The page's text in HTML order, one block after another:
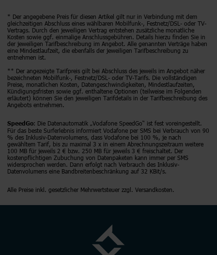
* Der angegebene Preis für diesen Artikel gilt nur in Verbindung mit dem
gleichzeitigen Abschluss eines wählbaren Mobilfunk-, Festnetz/DSL- oder TV-
Vertrags. Durch den jeweiligen Vertrag entstehen zusätzliche monatliche
Kosten sowie ggf. einmalige Anschlussgebühren. Details hierzu finden Sie in
der jeweiligen Tarifbeschreibung im Angebot. Alle genannten Verträge haben
eine Mindestlaufzeit, die ebenfalls der jeweiligen Tarifbeschreibung zu
entnehmen ist.
** Der angezeigte Tarifpreis gilt bei Abschluss des jeweils im Angebot näher
bezeichneten Mobilfunk-, Festnetz/DSL- oder TV-Tarifs. Die vollständigen
Preise, monatlichen Kosten, Datengeschwindigkeiten, Mindestlaufzeiten,
Kündigungsfristen sowie ggf. enthaltene Optionen (teilweise im Folgenden
erläutert) können Sie den jeweiligen Tarifdetails in der Tarifbeschreibung des
Angebots entnehmen.
SpeedGo: Die Datenautomatik „Vodafone SpeedGo“ ist fest voreingestellt.
Für das beste Surferlebnis informiert Vodafone per SMS bei Verbrauch von 90
% des Inklusiv-Datenvolumens, dass Vodafone bei 100 %, je nach
gewähltem Tarif, bis zu maximal 3 x in einem Abrechnungszeitraum weitere
100 MB für jeweils 2 € bzw. 250 MB für jeweils 3 € freischaltet. Der
kostenpflichtigen Zubuchung von Datenpaketen kann immer per SMS
widersprochen werden. Dann erfolgt nach Verbrauch des Inklusiv-
Datenvolumens eine Bandbreitenbeschränkung auf 32 KBit/s.
Alle Preise inkl. gesetzlicher Mehrwertsteuer zzgl. Versandkosten.